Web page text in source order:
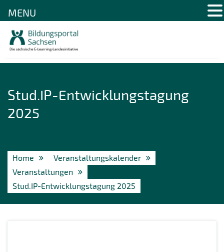
Stud.IP-Entwicklungstagung
2025
Home
Veranstaltungskalender
Veranstaltungen
Stud.IP-Entwicklungstagung 2025
MENU